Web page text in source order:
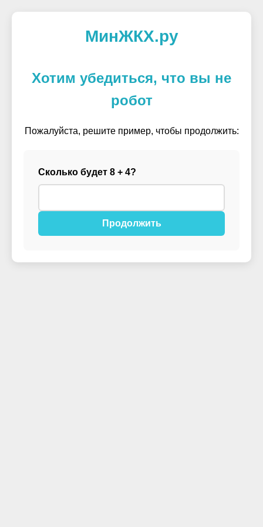
МинЖКХ.ру
Хотим убедиться, что вы не
робот
Пожалуйста, решите пример, чтобы продолжить:
Сколько будет 8 + 4?
Продолжить